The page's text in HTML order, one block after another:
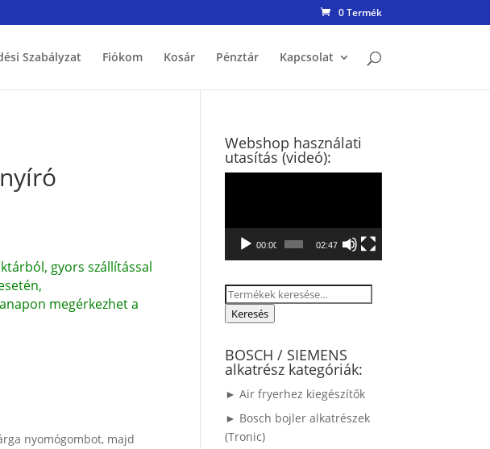
0 Termék
Szabályzat Fiókom Kosár Pénztár Kapcsolat
gyors szállítással
megérkezhet a
nyomógombot, majd
Webshop használati
utasítás (videó):
00:00 02:47
Keresés
Keresés
BOSCH / SIEMENS
alkatrész kategóriák:
► Air fryerhez kiegészítők
► Bosch bojler alkatrészek
(Tronic)